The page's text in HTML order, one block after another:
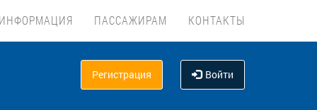
ПАССАЖИРАМ КОНТАКТЫ
Регистрация Войти